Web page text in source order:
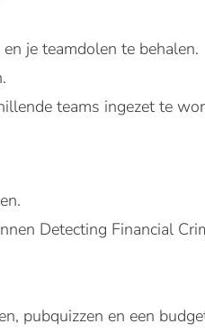
je teamdolen te behalen.
teams ingezet te
Detecting Financial
pubquizzen en een